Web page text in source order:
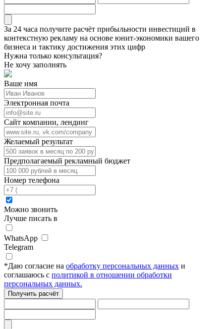
За 24 часа получите расчёт прибыльности инвестиций в
контекстную рекламу на основе юнит-экономики вашего
бизнеса и тактику достижения этих цифр
Нужна только консультация?
Не хочу заполнять
Ваше имя
Электронная почта
Сайт компании, лендинг
Желаемый результат
Предполагаемый рекламный бюджет
Номер телефона
Можно звонить
Лучше писать в
WhatsApp
Telegram
*Даю согласие на обработку персональных данных и
соглашаюсь с политикой в отношении обработки
персональных данных.
Получить расчёт